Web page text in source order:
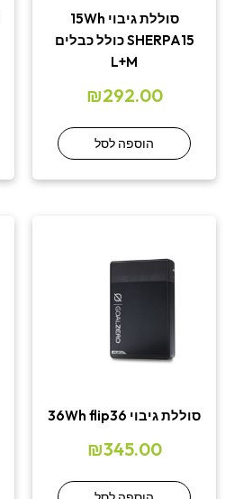
סוללת גיבוי 15Wh
SHERPA15 כולל כבלים
L+M
₪292.00
הוספה לסל
סוללת גיבוי 36Wh flip36
₪345.00